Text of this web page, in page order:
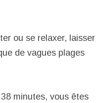
ou se relaxer, laisser
de vagues plages
minutes, vous êtes